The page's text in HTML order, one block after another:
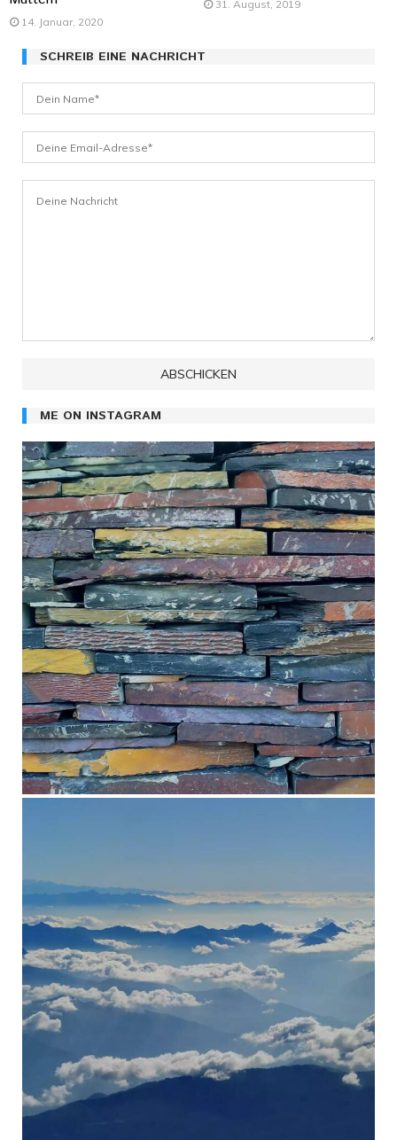
14. Januar, 2020
31. August, 2019
SCHREIB EINE NACHRICHT
ME ON INSTAGRAM